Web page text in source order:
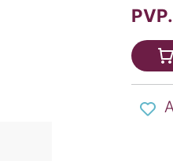
PVP.